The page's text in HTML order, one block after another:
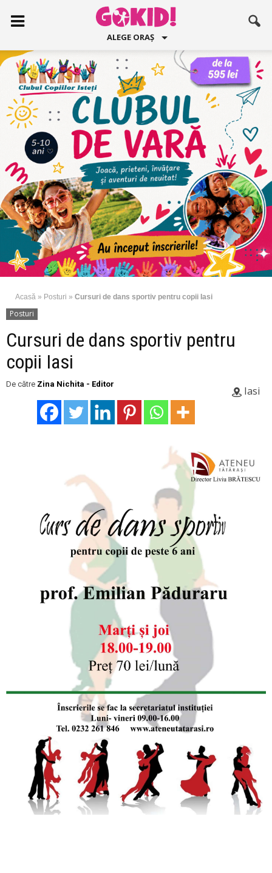
ALEGE ORAȘ
Acasă » Posturi » Cursuri de dans sportiv pentru copii Iasi
Posturi
Cursuri de dans sportiv pentru
copii Iasi
Iasi
De către Zina Nichita - Editor